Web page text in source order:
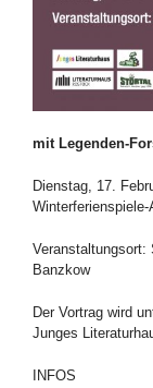
mit Legenden-
Dienstag, 17.
Winterferienspiele-
Veranstaltungsort:
Banzkow
Der Vortrag wird
Junges
INFOS